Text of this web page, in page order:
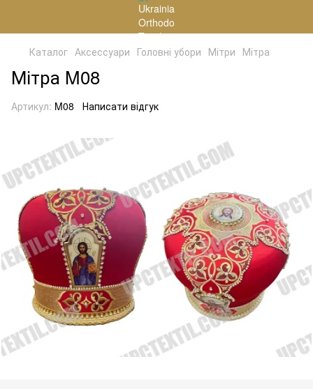
Каталог Аксессуари Головні убори Мітри Мітра
Мітра M08
Артикул: M08 Написати відгук